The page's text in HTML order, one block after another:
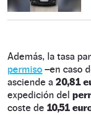
Además, la tasa
permiso –en caso
asciende a 20,81
expedición del
coste de 10,51